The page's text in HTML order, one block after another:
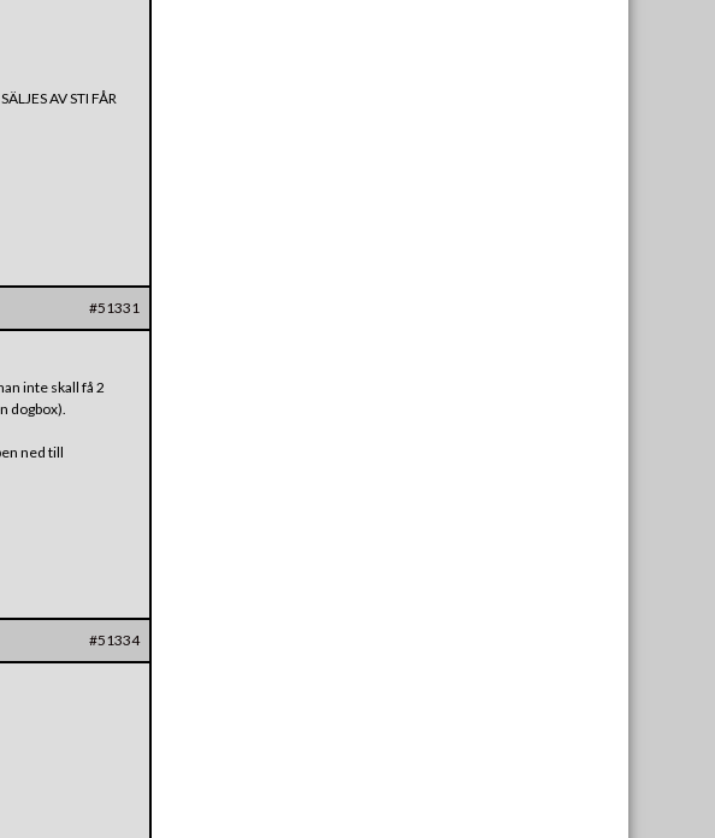
AV STI FÅR
#51331
inte skall få 2
dogbox).
ned till
#51334